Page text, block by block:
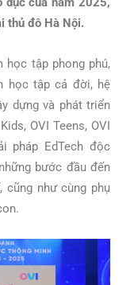
thủ đô Hà Nội.
học tập phong phú,
học tập cả đời, hệ
dựng và phát triển
OVI Teens, OVI
pháp EdTech độc
bước đầu đến
cũng như cùng phụ